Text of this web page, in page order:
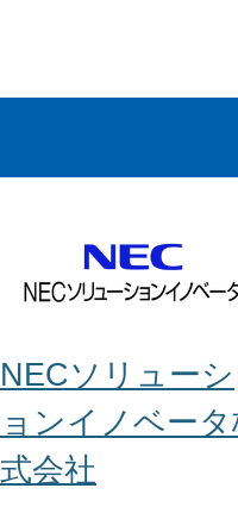
NECソリューシ
ョンイノベー
式会社